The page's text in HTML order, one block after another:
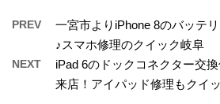
PREV
一宮市よりiPhone 8のバッテ
♪スマホ修理のクイック岐阜
NEXT
iPad 6のドックコネクター交
来店！アイパッド修理もクイ